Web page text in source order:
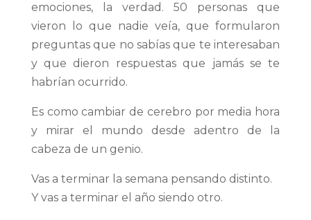
emociones, la verdad. 50 personas que
vieron lo que nadie veía, que formularon
preguntas que no sabías que te interesaban
y que dieron respuestas que jamás se te
habrían ocurrido.
Es como cambiar de cerebro por media hora
y mirar el mundo desde adentro de la
cabeza de un genio.
Vas a terminar la semana pensando distinto.
Y vas a terminar el año siendo otro.